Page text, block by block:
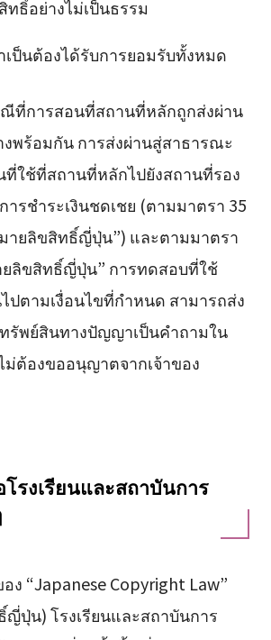
ทธิ์อย่างไม่เป็นธรรม
เป็นต้องได้รับการยอมรับทั้งหมด
ที่การสอนที่สถานที่หลักถูกส่งผ่าน
พร้อมกัน การส่งผ่านสู่สาธารณะ
ใช้ที่สถานที่หลักไปยังสถานที่รอง
ารชำระเงินชดเชย (ตามมาตรา 35
ายลิขสิทธิ์ญี่ปุ่น”) และตามมาตรา
ยลิขสิทธิ์ญี่ปุ่น” การทดสอบที่ใช้
ปตามเงื่อนไขที่กำหนด สามารถส่ง
รัพย์สินทางปัญญาเป็นคำถามใน
ต้องขออนุญาตจากเจ้าของ
รงเรียนและสถาบันการ
ง “Japanese Copyright Law”
ปุ่น) โรงเรียนและสถาบันการ